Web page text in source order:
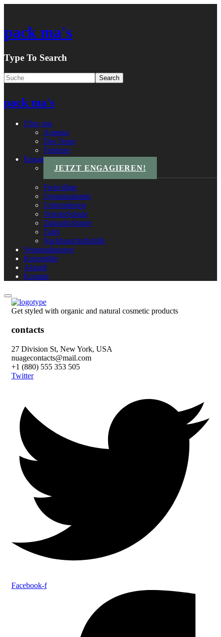
pack ma's
Type To Search
pack ma's
Über uns
Agentur
Das Team
Förderer
Engagements
JETZT ENGAGIEREN!
Freiwillige
Organisationen
Unternehmen
VereinsSchule
ZukunftsStarter
Tafel
Nachbarschaftshilfe
Veranstaltungen
Krisenhilfe
Aktuell
Kontakt
Get styled with organic and natural cosmetic products
contacts
27 Division St, New York, USA
nuagecontacts@mail.com
+1 (880) 555 353 505
Twitter
Facebook-f